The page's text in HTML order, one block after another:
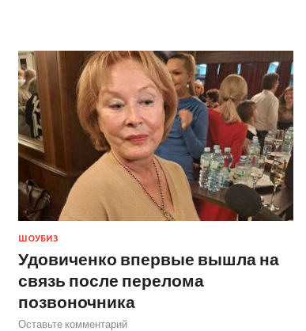
ШОУБИЗ
Удовиченко впервые вышла на
связь после перелома
позвоночника
Оставьте комментарий